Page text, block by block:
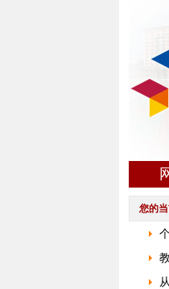
您的当